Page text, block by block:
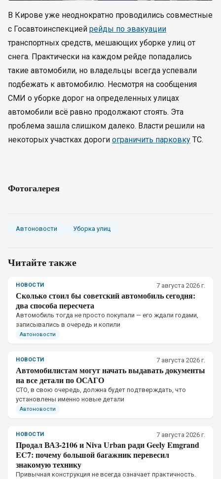
В Кирове уже неоднократно проводились совместные
с Госавтоинспекцией рейды по эвакуации
транспортных средств, мешающих уборке улиц от
снега. Практически на каждом рейде попадались
такие автомобили, но владельцы всегда успевали
подбежать к автомобилю. Несмотря на сообщения
СМИ о уборке дорог на определенных улицах
автомобили всё равно продолжают стоять. Эта
проблема зашла слишком далеко. Власти решили на
некоторых участках дороги ограничить парковку ТС.
Фотогалерея
Автоновости Уборка улиц
Читайте также
НОВОСТИ 7 августа 2026 г.
Сколько стоил бы советский автомобиль сегодня:
два способа пересчета
Автомобиль тогда не просто покупали — его ждали годами,
записывались в очередь и копили
Автоновости
НОВОСТИ 7 августа 2026 г.
Автомобилистам могут начать выдавать документы
на все детали по ОСАГО
СТО, в свою очередь, должна будет подтверждать, что
установлены именно новые детали
Автоновости
НОВОСТИ 7 августа 2026 г.
Продал ВАЗ-2106 и Niva Urban ради Geely Emgrand
EC7: почему большой багажник перевесил
знакомую технику
Привычная конструкция не всегда означает практичность.